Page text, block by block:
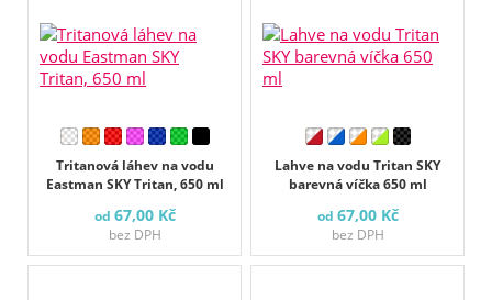
Tritanová láhev na vodu
Eastman SKY Tritan, 650 ml
od 67,00 Kč
bez DPH
Lahve na vodu Tritan SKY
barevná víčka 650 ml
od 67,00 Kč
bez DPH